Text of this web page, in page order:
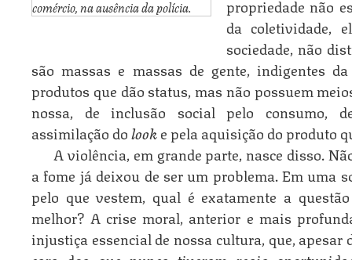
comércio, na ausência da polícia.
propriedade não
da coletividade,
sociedade, não
são massas e massas de gente, indigentes
produtos que dão status, mas não possuem
nossa, de inclusão social pelo consumo,
assimilação dolooke pela aquisição do produto
A violência, em grande parte, nasce disso.
a fome já deixou de ser um problema. Em uma
pelo que vestem, qual é exatamente a
melhor? A crise moral, anterior e mais
injustiça essencial de nossa cultura, que,